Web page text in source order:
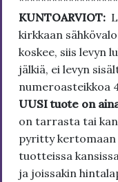
KUNTOARVIOT:
kirkkaan
koskee, siis levyn
jälkiä, ei levyn
numeroasteikkoa
UUSI tuote on
on tarrasta tai
pyritty kertomaan
tuotteissa
ja joissakin